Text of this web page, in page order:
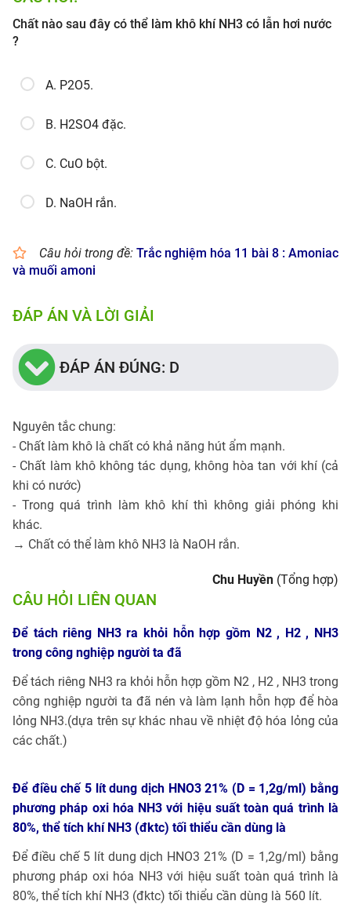
Chất nào sau đây có thể làm khô khí NH3 có lẫn hơi nước
?
A. P2O5.
B. H2SO4 đặc.
C. CuO bột.
D. NaOH rắn.
Câu hỏi trong đề: Trắc nghiệm hóa 11 bài 8 : Amoniac
và muối amoni
ĐÁP ÁN VÀ LỜI GIẢI
ĐÁP ÁN ĐÚNG: D
Nguyên tắc chung:
- Chất làm khô là chất có khả năng hút ẩm mạnh.
- Chất làm khô không tác dụng, không hòa tan với khí (cả
khi có nước)
- Trong quá trình làm khô khí thì không giải phóng khi
khác.
→ Chất có thể làm khô NH3 là NaOH rắn.
Chu Huyền (Tổng hợp)
CÂU HỎI LIÊN QUAN
Để tách riêng NH3 ra khỏi hỗn hợp gồm N2 , H2 , NH3
trong công nghiệp người ta đã
Để tách riêng NH3 ra khỏi hỗn hợp gồm N2 , H2 , NH3 trong
công nghiệp người ta đã nén và làm lạnh hỗn hợp để hòa
lỏng NH3.(dựa trên sự khác nhau về nhiệt độ hóa lỏng của
các chất.)
Để điều chế 5 lít dung dịch HNO3 21% (D = 1,2g/ml) bằng
phương pháp oxi hóa NH3 với hiệu suất toàn quá trình là
80%, thể tích khí NH3 (đktc) tối thiểu cần dùng là
Để điều chế 5 lít dung dịch HNO3 21% (D = 1,2g/ml) bằng
phương pháp oxi hóa NH3 với hiệu suất toàn quá trình là
80%, thể tích khí NH3 (đktc) tối thiểu cần dùng là 560 lít.